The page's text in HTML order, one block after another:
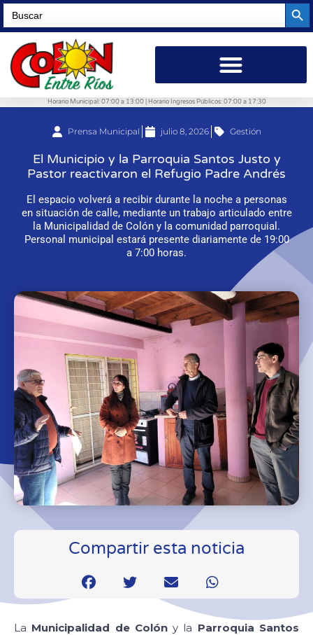
Search
for:
Horario Municipal: 07:00 a 13:00 | Horario Ingresos Públicos: 07:00 a 17:30
Prensa Municipal julio 8, 2026 Gestión
El Municipio y la Parroquia Santos Justo y
Pastor reactivaron el Refugio Padre Andrés
El espacio volverá a recibir durante la noche a personas
en situación de calle, mediante un trabajo articulado entre
la Municipalidad de Colón y la comunidad parroquial.
Personal municipal estará presente diariamente de 19:00
a 7:00 horas.
Compartir esta noticia
La Municipalidad de Colóny la Parroquia Santos